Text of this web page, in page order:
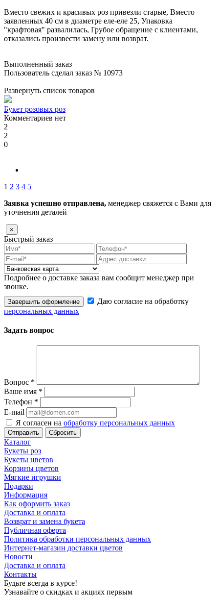
Вместо свежих и красивых роз привезли старые, Вместо
заявленных 40 см в диаметре еле-еле 25, Упаковка
"крафтовая" развалилась, Грубое обращение с клиентами,
отказались произвести замену или возврат.
Выполненный заказ
Пользователь сделал заказ № 10973
Развернуть список товаров
Букет розовых роз
Комментариев нет
2
2
0
1 2 3 4 5
Заявка успешно отправлена, менеджер свяжется с Вами для
уточнения деталей
×
Быстрый заказ
Подробнее о доставке заказа вам сообщит менеджер при
звонке.
Завершить оформление
Даю согласие на обработку
персональных данных
Задать вопрос
Вопрос *
Ваше имя *
Телефон *
E-mail
Я согласен на обработку персональных данных
Сбросить
Каталог
Букеты роз
Букеты цветов
Корзины цветов
Мягкие игрушки
Подарки
Информация
Как оформить заказ
Доставка и оплата
Возврат и замена букета
Публичная оферта
Политика обработки персональных данных
Интернет-магазин доставки цветов
Новости
Доставка и оплата
Контакты
Будьте всегда в курсе!
Узнавайте о скидках и акциях первым